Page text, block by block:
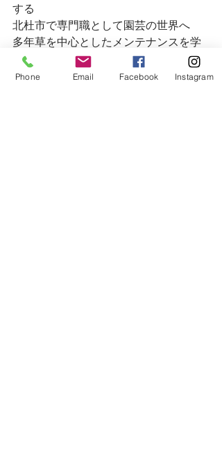
する
北杜市で専門職として園芸の世界へ
多年草を中心としたメンテナンスを学
ぶ
・
Phone Email Facebook Instagram